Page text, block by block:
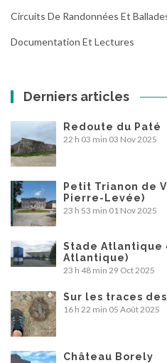
Circuits De Randonnées Et
Documentation Et Lectures
Derniers articles
Redoute du Paté
22 h 03 min 03 Nov 2025
Petit Trianon de
Pierre-Levée)
23 h 53 min 01 Nov 2025
Stade Atlantique
Atlantique)
23 h 48 min 29 Oct 2025
Sur les traces
16 h 22 min 05 Août 2025
Château Borely